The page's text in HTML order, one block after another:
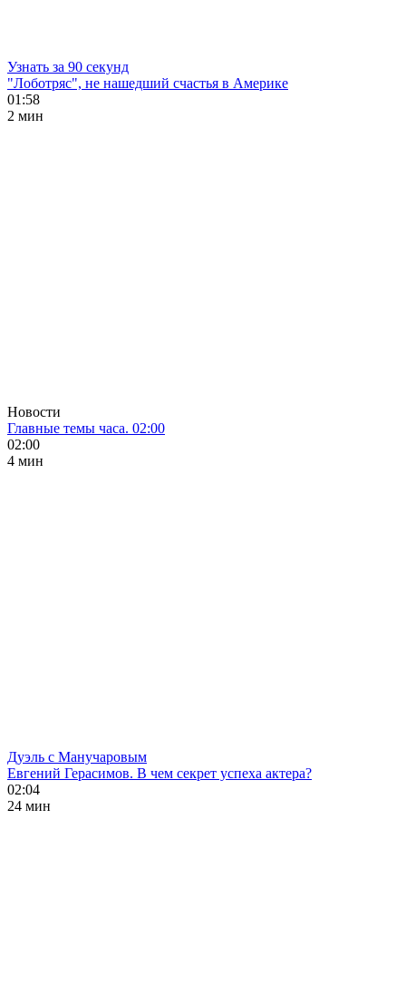
Узнать за 90 секунд
"Лоботряс", не нашедший счастья в Америке
01:58
2 мин
Новости
Главные темы часа. 02:00
02:00
4 мин
Дуэль с Манучаровым
Евгений Герасимов. В чем секрет успеха актера?
02:04
24 мин